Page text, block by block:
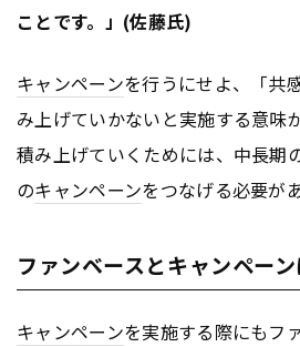
ことです。」(佐藤氏)
キャンペーンを行うにせよ、「共
み上げていかないと実施する意味
積み上げていくためには、中長期
のキャンペーンをつなげる必要が
ファンベースとキャンペー
キャンペーンを実施する際にもフ